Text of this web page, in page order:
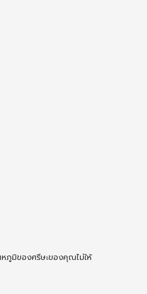
ภูมิของศรีษะของคุณไม่ให้